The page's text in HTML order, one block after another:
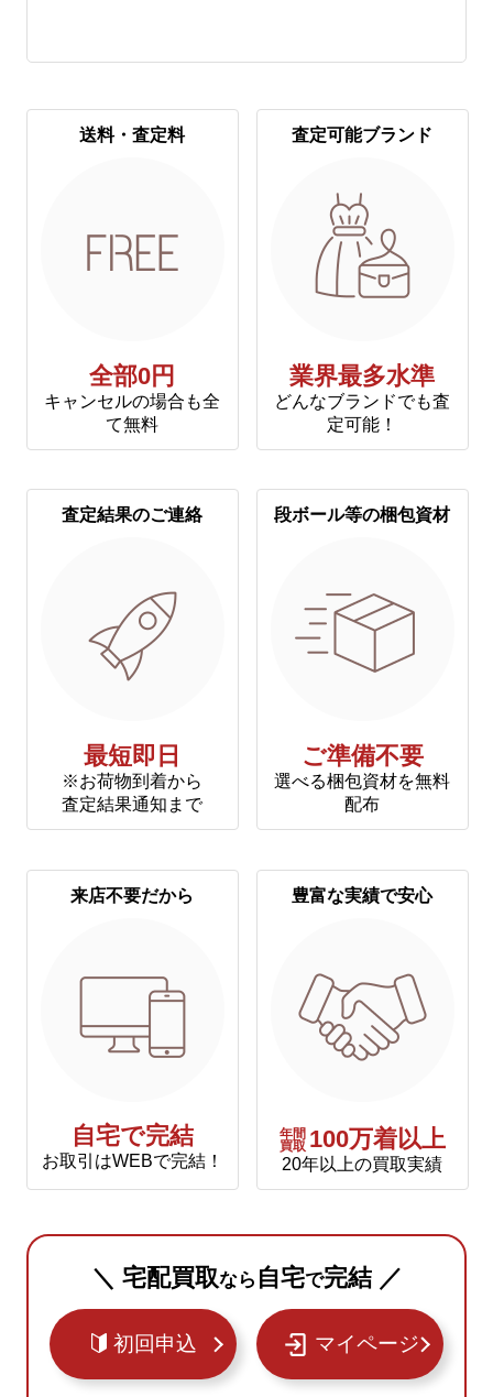
送料・査定料
全部0円
キャンセルの場合も全
て無料
査定可能ブランド
業界最多水準
どんなブランドでも査
定可能！
査定結果のご連絡
最短即日
※お荷物到着から
査定結果通知まで
段ボール等の梱包資材
ご準備不要
選べる梱包資材を無料
配布
来店不要だから
自宅で完結
お取引はWEBで完結！
豊富な実績で安心
年間
買取 100万着以上
20年以上の買取実績
＼ 宅配買取なら 自宅で完結 ／
初回申込 マイページ